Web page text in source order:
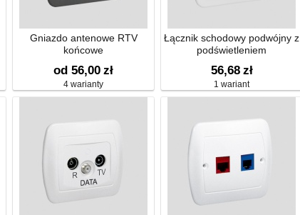
Gniazdo antenowe RTV
końcowe
od 56,00 zł
4 warianty
Łącznik schodowy podwójny z
podświetleniem
56,68 zł
1 wariant